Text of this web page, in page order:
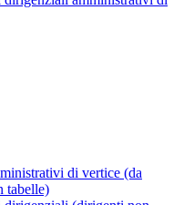
di vertice (da
tabelle)